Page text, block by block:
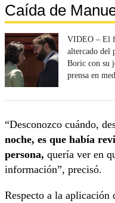
Caída de
VIDEO – El
altercado del
Boric con su
prensa en
“Desconozco cuándo,
noche, es que había
persona, quería ver en
información”, precisó.
Respecto a la